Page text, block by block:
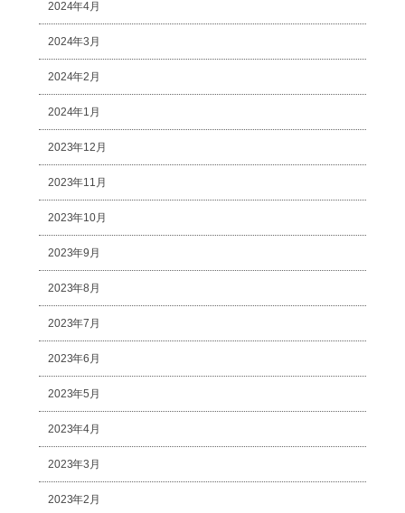
2024年4月
2024年3月
2024年2月
2024年1月
2023年12月
2023年11月
2023年10月
2023年9月
2023年8月
2023年7月
2023年6月
2023年5月
2023年4月
2023年3月
2023年2月